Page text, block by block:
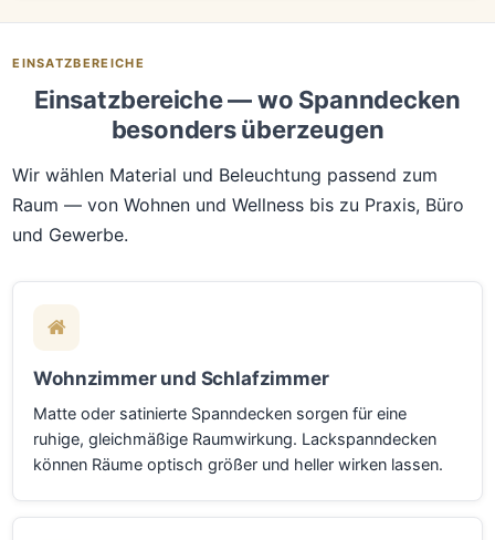
EINSATZBEREICHE
Einsatzbereiche — wo Spanndecken
besonders überzeugen
Wir wählen Material und Beleuchtung passend zum
Raum — von Wohnen und Wellness bis zu Praxis, Büro
und Gewerbe.
Wohnzimmer und Schlafzimmer
Matte oder satinierte Spanndecken sorgen für eine
ruhige, gleichmäßige Raumwirkung. Lackspanndecken
können Räume optisch größer und heller wirken lassen.